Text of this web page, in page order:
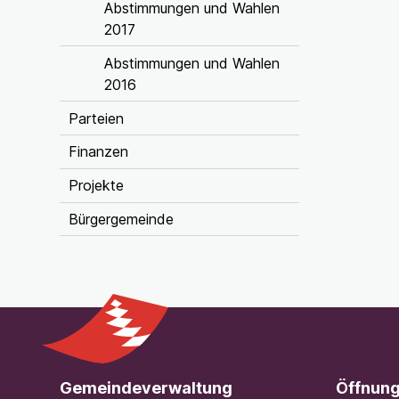
Abstimmungen und Wahlen
2017
Abstimmungen und Wahlen
2016
Parteien
Finanzen
Projekte
Bürgergemeinde
Footer
Gemeindeverwaltung